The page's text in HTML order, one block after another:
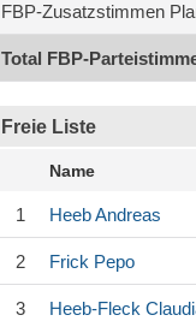
FBP-Zusatzstimmen
Total FBP-
Freie Liste
Name
1 HeebAndreas
2 Frick Pepo
3 Heeb-Fleck